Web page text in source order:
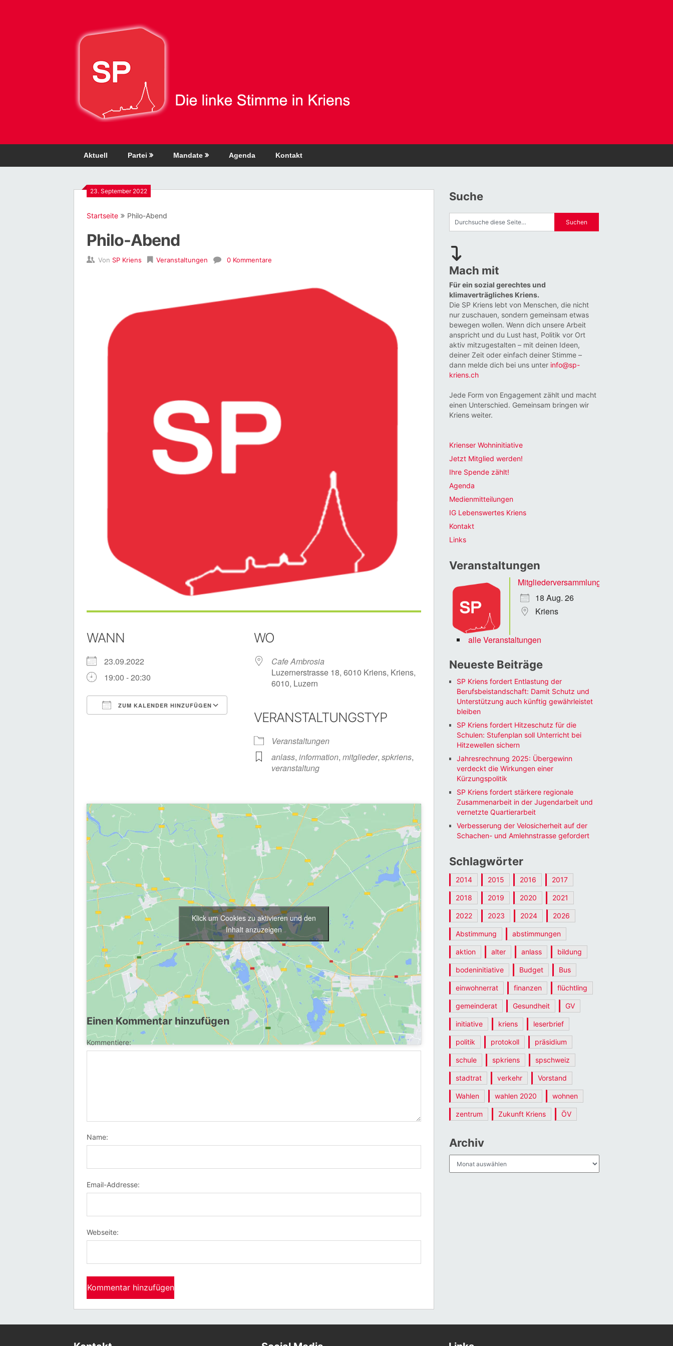
Aktuell Partei Mandate Agenda Kontakt
23. September 2022
Startseite Philo-Abend
Philo-Abend
Von SP Kriens Veranstaltungen 0 Kommentare
WANN
23.09.2022
19:00 - 20:30
ZUM KALENDER HINZUFÜGEN
Google Kalender iCalendar Office 365
WO
Cafe Ambrosia
Luzernerstrasse 18, 6010 Kriens, Kriens,
6010, Luzern
VERANSTALTUNGSTYP
Veranstaltungen
anlass, information, mitglieder, spkriens,
veranstaltung
Klick um Cookies zu aktivieren und den
Inhalt anzuzeigen
Ein unverbindliches Treffen um über die Welt und die Politik zu philosophieren.
Einen Kommentar hinzufügen
Kommentiere:
Name:
Email-Addresse:
Webseite:
Suche
Mach mit
Für ein sozial gerechtes und
klimaverträgliches Kriens.
Die SP Kriens lebt von Menschen, die nicht
nur zuschauen, sondern gemeinsam etwas
bewegen wollen. Wenn dich unsere Arbeit
anspricht und du Lust hast, Politik vor Ort
aktiv mitzugestalten – mit deinen Ideen,
deiner Zeit oder einfach deiner Stimme –
dann melde dich bei uns unter info@sp-
kriens.ch
Jede Form von Engagement zählt und macht
einen Unterschied. Gemeinsam bringen wir
Kriens weiter.
Krienser Wohninitiative
Jetzt Mitglied werden!
Ihre Spende zählt!
Agenda
Medienmitteilungen
IG Lebenswertes Kriens
Kontakt
Links
Veranstaltungen
Mitgliederversammlung
18 Aug. 26
Kriens
alle Veranstaltungen
Neueste Beiträge
SP Kriens fordert Entlastung der
Berufsbeistandschaft: Damit Schutz und
Unterstützung auch künftig gewährleistet
bleiben
SP Kriens fordert Hitzeschutz für die
Schulen: Stufenplan soll Unterricht bei
Hitzewellen sichern
Jahresrechnung 2025: Übergewinn
verdeckt die Wirkungen einer
Kürzungspolitik
SP Kriens fordert stärkere regionale
Zusammenarbeit in der Jugendarbeit und
vernetzte Quartierarbeit
Verbesserung der Velosicherheit auf der
Schachen- und Amlehnstrasse gefordert
Schlagwörter
2014 2015 2016 2017
2018 2019 2020 2021
2022 2023 2024 2026
Abstimmung abstimmungen
aktion alter anlass bildung
bodeninitiative Budget Bus
einwohnerrat finanzen flüchtling
gemeinderat Gesundheit GV
initiative kriens leserbrief
politik protokoll präsidium
schule spkriens spschweiz
stadtrat verkehr Vorstand
Wahlen wahlen 2020 wohnen
zentrum Zukunft Kriens ÖV
Archiv